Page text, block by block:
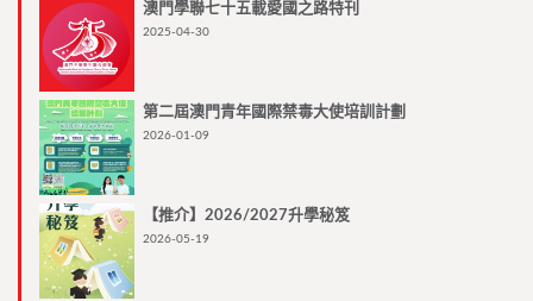
澳門學聯七十五載愛國之路特刊
2025-04-30
第二屆澳門青年國際禁毒大使培訓計劃
2026-01-09
【推介】2026/2027升學秘笈
2026-05-19